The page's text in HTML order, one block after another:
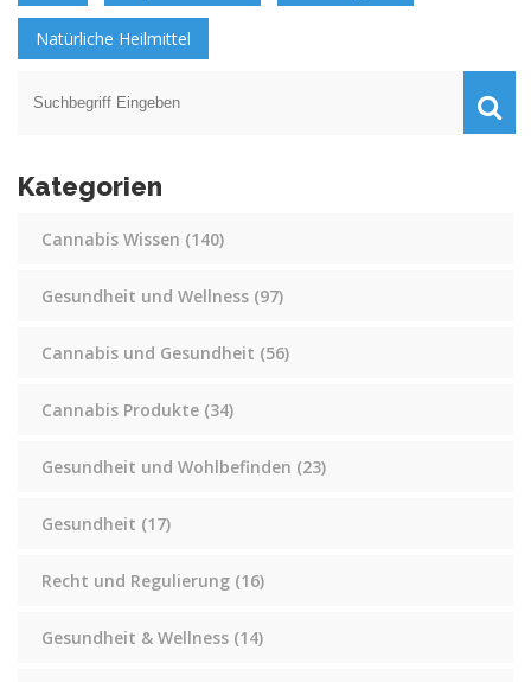
Natürliche Heilmittel
Kategorien
Cannabis Wissen (140)
Gesundheit und Wellness (97)
Cannabis und Gesundheit (56)
Cannabis Produkte (34)
Gesundheit und Wohlbefinden (23)
Gesundheit (17)
Recht und Regulierung (16)
Gesundheit & Wellness (14)